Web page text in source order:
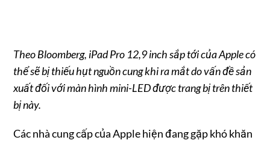
Theo Bloomberg, iPad Pro 12,9 inch sắp tới của Apple có
thể sẽ bị thiếu hụt nguồn cung khi ra mắt do vấn đề sản
xuất đối với màn hình mini-LED được trang bị trên thiết
bị này.
Các nhà cung cấp của Apple hiện đang gặp khó khăn